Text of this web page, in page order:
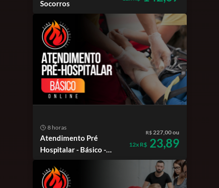
Socorros
8 horas
Atendimento Pré
Hospitalar - Básico -
online
R$227,00 ou
12x R$23,89